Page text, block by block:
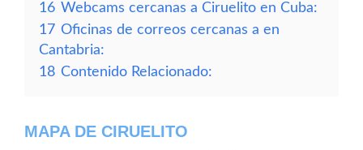
16 Webcams cercanas a Ciruelito en Cuba:
17 Oficinas de correos cercanas a en
Cantabria:
18 Contenido Relacionado:
MAPA DE CIRUELITO